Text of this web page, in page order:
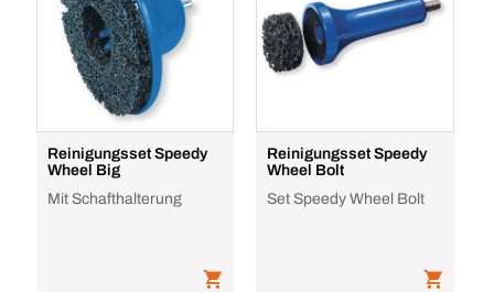
Reinigungsset Speedy
Wheel Big
Mit Schafthalterung
Reinigungsset Speedy
Wheel Bolt
Set Speedy Wheel Bolt